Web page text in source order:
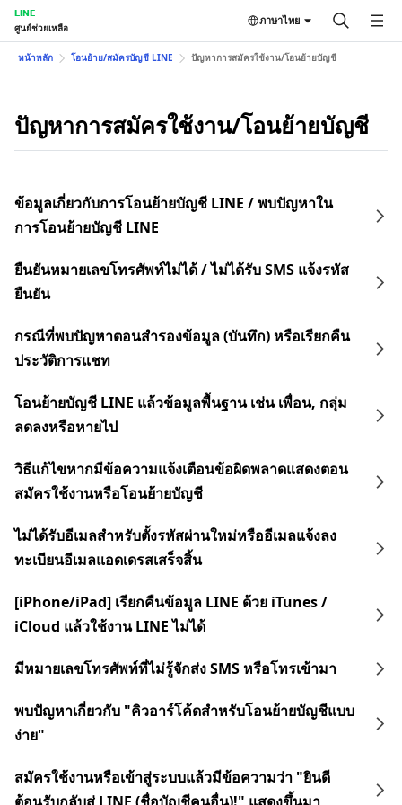
LINE
ศูนย์ช่วยเหลือ
ภาษาไทย
หน้าหลัก โอนย้าย/สมัครบัญชี LINE ปัญหาการสมัครใช้งาน/โอนย้ายบัญชี
ปัญหาการสมัครใช้งาน/โอนย้ายบัญชี
ข้อมูลเกี่ยวกับการโอนย้ายบัญชี LINE / พบปัญหาใน
การโอนย้ายบัญชี LINE
ยืนยันหมายเลขโทรศัพท์ไม่ได้ / ไม่ได้รับ SMS แจ้งรหัส
ยืนยัน
กรณีที่พบปัญหาตอนสำรองข้อมูล (บันทึก) หรือเรียกคืน
ประวัติการแชท
โอนย้ายบัญชี LINE แล้วข้อมูลพื้นฐาน เช่น เพื่อน, กลุ่ม
ลดลงหรือหายไป
วิธีแก้ไขหากมีข้อความแจ้งเตือนข้อผิดพลาดแสดงตอน
สมัครใช้งานหรือโอนย้ายบัญชี
ไม่ได้รับอีเมลสำหรับตั้งรหัสผ่านใหม่หรืออีเมลแจ้งลง
ทะเบียนอีเมลแอดเดรสเสร็จสิ้น
[iPhone/iPad] เรียกคืนข้อมูล LINE ด้วย iTunes /
iCloud แล้วใช้งาน LINE ไม่ได้
มีหมายเลขโทรศัพท์ที่ไม่รู้จักส่ง SMS หรือโทรเข้ามา
พบปัญหาเกี่ยวกับ "คิวอาร์โค้ดสำหรับโอนย้ายบัญชีแบบ
ง่าย"
สมัครใช้งานหรือเข้าสู่ระบบแล้วมีข้อความว่า "ยินดี